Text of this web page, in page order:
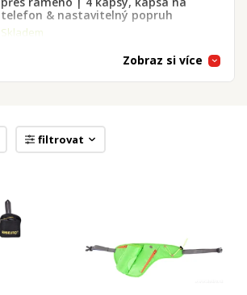
telefon & nastavitelný popruh
Skladem
FC BLACK BADGE HYBRID | 2v1 taška &
Skladem
1 290,00 Kč 990,00 Kč
| sportovní pouzdro na běh, kolo &
turistiku | černé
Poslední kusy skladem
299,00 Kč
Zobraz si více
filtrovat